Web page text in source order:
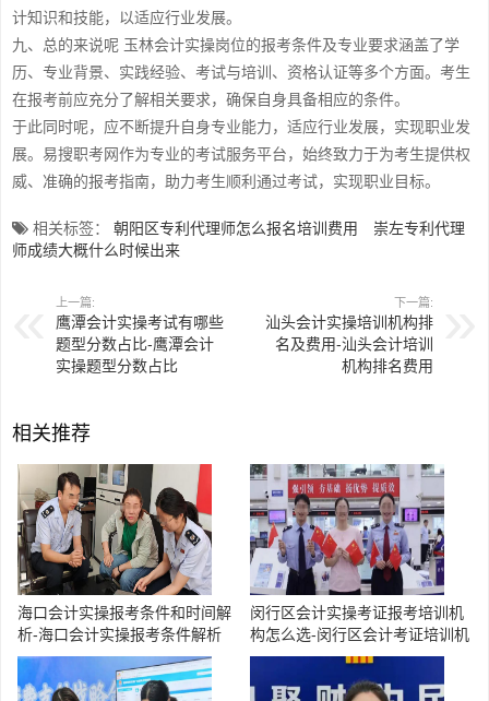
计知识和技能，以适应行业发展。
九、总的来说呢 玉林会计实操岗位的报考条件及专业要求涵盖了学
历、专业背景、实践经验、考试与培训、资格认证等多个方面。考生
在报考前应充分了解相关要求，确保自身具备相应的条件。
于此同时呢，应不断提升自身专业能力，适应行业发展，实现职业发
展。易搜职考网作为专业的考试服务平台，始终致力于为考生提供权
威、准确的报考指南，助力考生顺利通过考试，实现职业目标。
相关标签： 朝阳区专利代理师怎么报名培训费用
崇左专利代理
师成绩大概什么时候出来
上一篇:
鹰潭会计实操考试有哪些
题型分数占比-鹰潭会计
实操题型分数占比
下一篇:
汕头会计实操培训机构排
名及费用-汕头会计培训
机构排名费用
相关推荐
海口会计实操报考条件和时间解
析-海口会计实操报考条件解析
闵行区会计实操考证报考培训机
构怎么选-闵行区会计考证培训机
构选